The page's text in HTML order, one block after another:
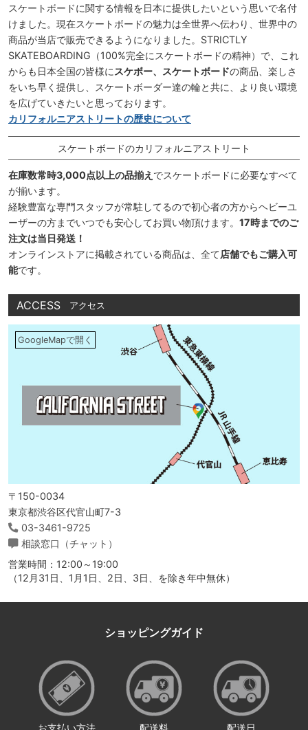
スケートボードに関する情報を日本に提供したいという思いで名付
けました。現在スケートボードの魅力は全世界へ伝わり、世界中の
商品が当店で販売できるようになりました。STRICTLY
SKATEBOARDING（100%完全にスケートボードの精神）で、これ
からも日本全国の皆様に スケボー、スケートボードの商品、楽しさ
をいち早く提供し、スケートボーダー達の輪と共に、より良い環境
を広げていきたいと思っております。
カリフォルニアストリートの歴史について
スケートボードのカリフォルニアストリート
在庫数常時3,000点以上の品揃え でスケートボードに必要なすべて
が揃います。
経験豊富な専門スタッフが常駐してるので初心者の方からヘビーユ
ーザーの方までいつでも安心してお買い物頂けます。 17時までのご
注文は当日発送！
オンラインストアに掲載されている商品は、全て店舗でもご購入可
能です。
ACCESS アクセス
GoogleMapで開く
〒150-0034
東京都渋谷区代官山町7-3
03-3461-9725
相談窓口（チャット）
営業時間：12:00～19:00
（12月31日、1月1日、2日、3日、を除き年中無休）
ショッピングガイド
お支払い方法 配送料 配送日